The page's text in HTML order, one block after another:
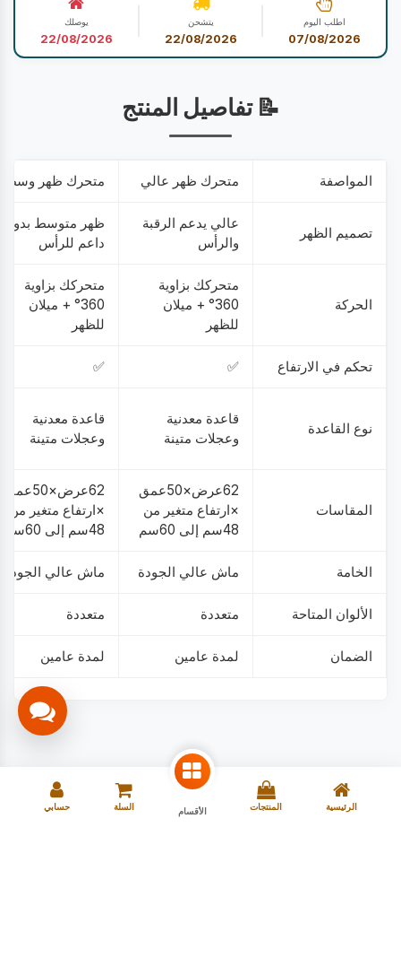
اطلب اليوم
07/08/2026
يتشحن
22/08/2026
يوصلك
22/08/2026
📝 تفاصيل المنتج
المواصفة متحرك ظهر عالي متحرك ظهر وسط
تصميم الظهر
عالي يدعم الرقبة
والرأس
ظهر متوسط بدون
داعم للرأس
الحركة
متحركك بزاوية
360° + ميلان
للظهر
متحركك بزاوية
360° + ميلان
للظهر
تحكم في الارتفاع ✅
✅
نوع القاعدة
قاعدة معدنية
وعجلات متينة
قاعدة معدنية
وعجلات متينة
المقاسات
62عرض×50عمق
×ارتفاع متغير من
48سم إلى 60سم
62عرض×50عمق
×ارتفاع متغير من
48سم إلى 60سم
الخامة ماش عالي الجودة ماش عالي الجودة
الألوان المتاحة متعددة متعددة
الضمان لمدة عامين لمدة عامين
الرئيسية المنتجات الأقسام السلة حسابي